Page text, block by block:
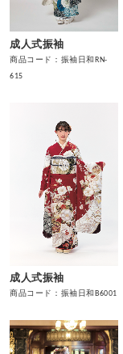
成人式振袖
商品コード：振袖日和RN-
615
成人式振袖
商品コード：振袖日和B6001